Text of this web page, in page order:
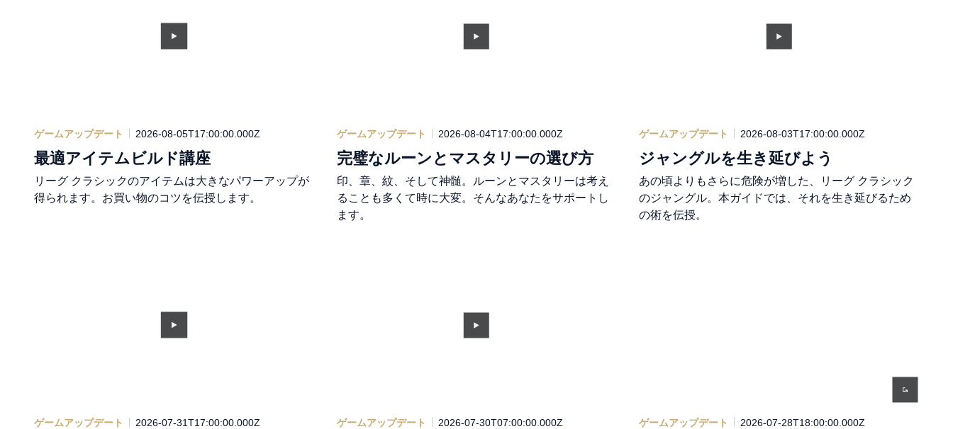
ゲームアップデート 2026-08-05T17:00:00.000Z
最適アイテムビルド講座
リーグ クラシックのアイテムは大きなパワーアップが
得られます。お買い物のコツを伝授します。
ゲームアップデート 2026-08-04T17:00:00.000Z
完璧なルーンとマスタリーの選び方
印、章、紋、そして神髄。ルーンとマスタリーは考え
ることも多くて時に大変。そんなあなたをサポートし
ます。
ゲームアップデート 2026-08-03T17:00:00.000Z
ジャングルを生き延びよう
あの頃よりもさらに危険が増した、リーグ クラシック
のジャングル。本ガイドでは、それを生き延びるため
の術を伝授。
ゲームアップデート 2026-07-31T17:00:00.000Z ゲームアップデート 2026-07-30T07:00:00.000Z ゲームアップデート 2026-07-28T18:00:00.000Z